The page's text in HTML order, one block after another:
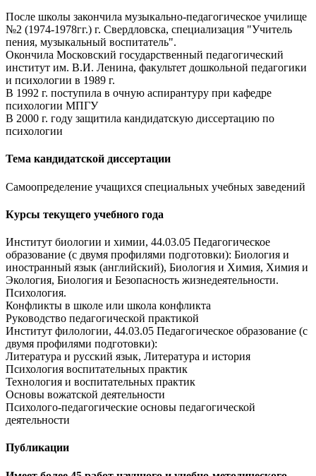
После школы закончила музыкально-педагогическое училище
№2 (1974-1978гг.) г. Свердловска, специализация "Учитель
пения, музыкальный воспитатель".
Окончила Московский государственный педагогический
институт им. В.И. Ленина, факультет дошкольной педагогики
и психологии в 1989 г.
В 1992 г. поступила в очную аспирантуру при кафедре
психологии МПГУ
В 2000 г. году защитила кандидатскую диссертацию по
психологии
Тема кандидатской диссертации
Самоопределение учащихся специальных учебных заведений
Курсы текущего учебного года
Институт биологии и химии, 44.03.05 Педагогическое
образование (с двумя профилями подготовки): Биология и
иностранный язык (английский), Биология и Химия, Химия и
Экология, Биология и Безопасность жизнедеятельности.
Психология.
Конфликты в школе или школа конфликта
Руководство педагогической практикой
Институт филологии, 44.03.05 Педагогическое образование (с
двумя профилями подготовки):
Литература и русский язык, Литература и история
Психология воспитательных практик
Технология и воспитательных практик
Основы вожатской деятельности
Психолого-педагогические основы педагогической
деятельности
Публикации